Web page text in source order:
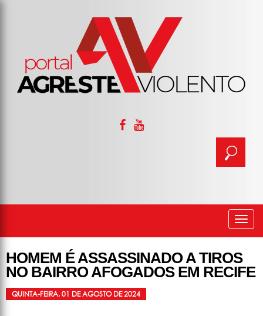
HOMEM É ASSASSINADO A TIROS
NO BAIRRO AFOGADOS EM RECIFE
QUINTA-FEIRA, 01 DE AGOSTO DE 2024